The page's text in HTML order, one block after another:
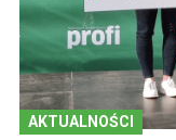
AKTUALNOŚCI